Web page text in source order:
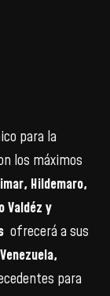
para la
los máximos
Hildemaro,
Valdéz y
ofrecerá a sus
para